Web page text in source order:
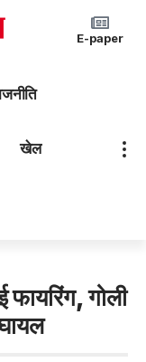
E-paper
खेल
गोली